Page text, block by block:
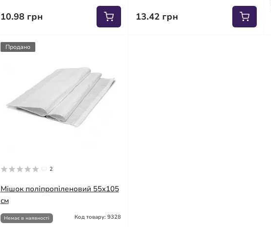
10.98 грн 13.42 грн
Продано
2
Мішок поліпропіленовий 55x105
см
Немає в наявності Код товару: 9328